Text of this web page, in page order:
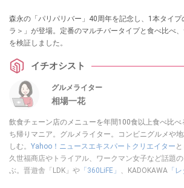
森永の「パリパリバー」40周年を記念し、1本タイ
ラ＞」が登場。定番のマルチバータイプと食べ比べ
を検証しました。
イチオシスト
グルメライター
相場一花
飲食チェーン店のメニューを年間100食以上食べ比
ち帰りマニア。グルメライター。コンビニグルメや
しむ。 Yahoo！ニュースエキスパートクリエイター
久世福商店やトライアル、ワークマン女子など話題
ぶ。晋遊舎「LDK」や 「360LiFE」 、KADOKAWA 「